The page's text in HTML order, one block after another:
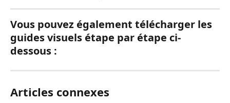
Vous pouvez également télécharger les
guides visuels étape par étape ci-
dessous :
Articles connexes